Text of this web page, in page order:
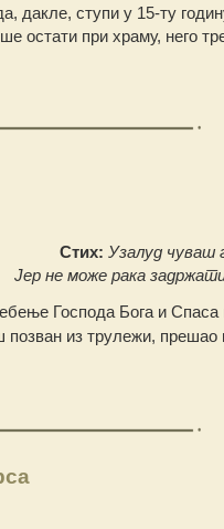
дакле, ступи у 15-ту
остати при храму, него
Стих: Узалуд чуваш
Јер не може рака
Господа Бога и Спаса
из трулежи, прешао